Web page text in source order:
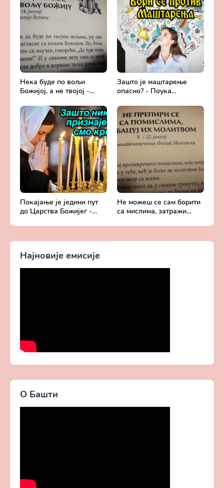
Православље и
медицина
Нека буде по вољи
Божијој, а не твојој -
дан
Зашто је маштарење
опасно? - Поука
Карелина
Покајање је једини пут
до Царства Божијег -
без Христа
Не можеш се сам борити
са мислима, затражи
Добротољубље за сваки
Најновије емисије
О Башти